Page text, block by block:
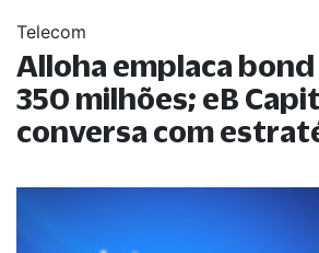
Telecom
Alloha emplaca bond
350 milhões; eB
conversa com